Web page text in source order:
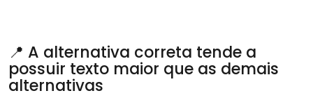
📍 A alternativa correta tende a
possuir texto maior que as demais
alternativas